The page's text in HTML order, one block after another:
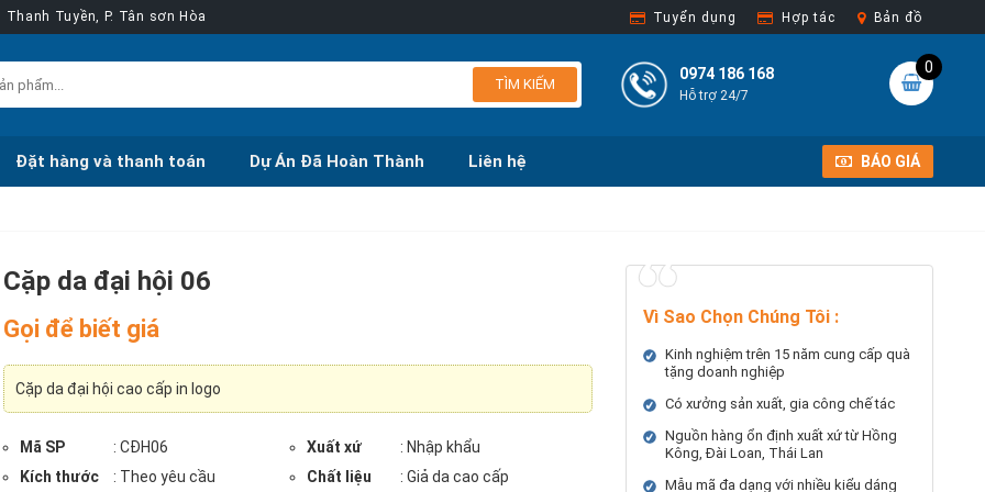
Tuyền, P. Tân sơn Hòa Tuyển dụng Hợp tác Bản đồ
TÌM KIẾM
0
0974 186 168
Hỗ trợ 24/7
Đặt hàng và thanh toán Dự Án Đã Hoàn Thành Liên hệ BÁO GIÁ
Cặp da đại hội 06
Gọi để biết giá
Cặp da đại hội cao cấp in logo
Mã SP : CĐH06 Xuất xứ
: Nhập khẩu
Kích thước
: Theo yêu cầu Chất liệu : Giả da cao cấp
Vì Sao Chọn Chúng Tôi :
Kinh nghiệm trên 15 năm cung cấp quà
tặng doanh nghiệp
Có xưởng sản xuất, gia công chế tác
Nguồn hàng ổn định xuất xứ từ Hồng
Kông, Đài Loan, Thái Lan
Mẫu mã đa dạng với nhiều kiểu dáng